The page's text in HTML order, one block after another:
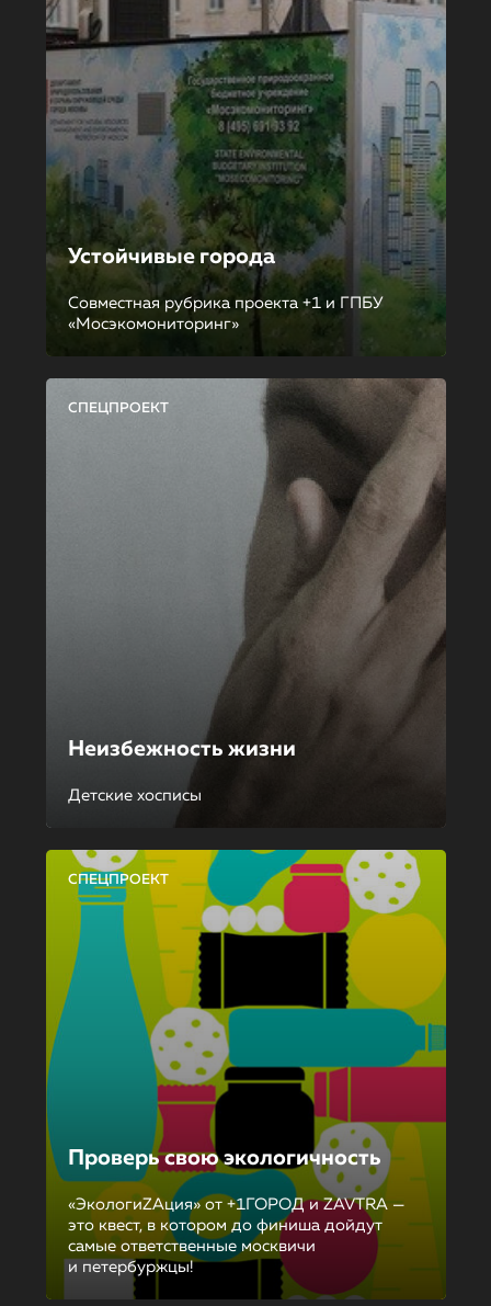
Устойчивые города
Совместная рубрика проекта +1 и ГПБУ
«Мосэкомониторинг»
СПЕЦПРОЕКТ
Неизбежность жизни
Детские хосписы
СПЕЦПРОЕКТ
Проверь свою экологичность
«ЭкологиZAция» от +1ГОРОД и ZAVTRA —
это квест, в котором до финиша дойдут
самые ответственные москвичи
и петербуржцы!